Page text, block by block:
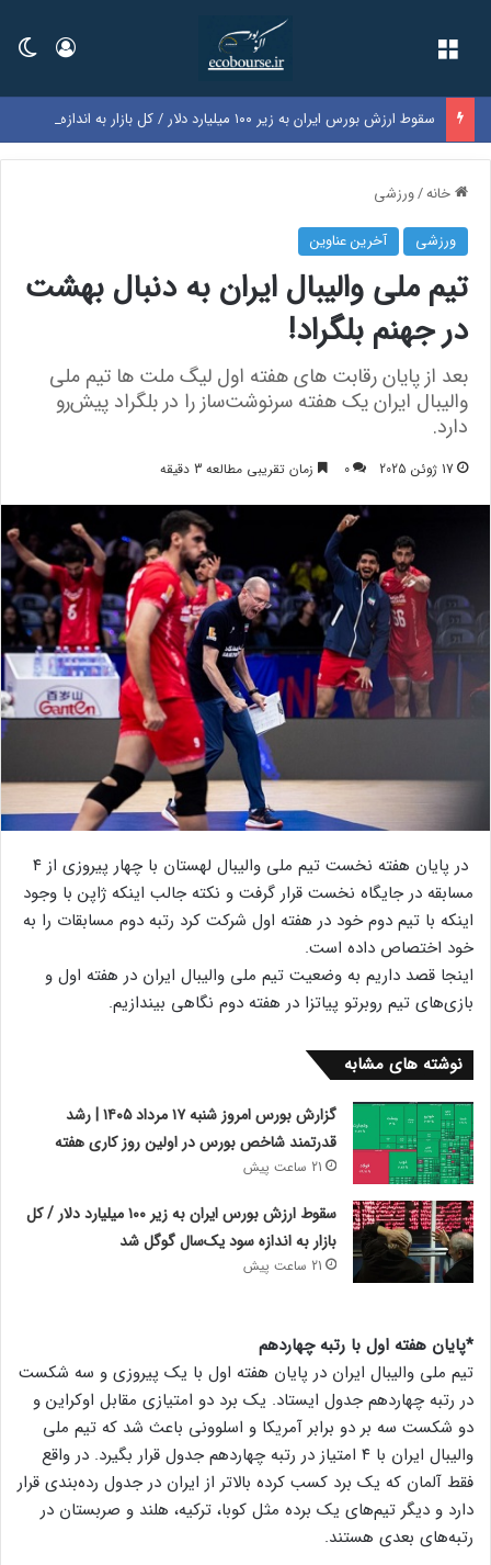
ورود
سقوط ارزش بورس ایران به زیر ۱۰۰ میلیارد دلار / کل بازار به اندازه سود یک‌سال گوگل شد
خانه/ورزشی
ورزشی آخرین عناوین
تیم ملی والیبال ایران به دنبال بهشت
در جهنم بلگراد!
بعد از پایان رقابت های هفته اول لیگ ملت ها تیم ملی
والیبال ایران یک هفته سرنوشت‌ساز را در بلگراد پیش‌رو
دارد.
17 ژوئن 2025 0 زمان تقریبی مطالعه 3 دقیقه
در پایان هفته نخست تیم ملی والیبال لهستان با چهار پیروزی از ۴
مسابقه در جایگاه نخست قرار گرفت و نکته جالب اینکه ژاپن با وجود
اینکه با تیم دوم خود در هفته اول شرکت کرد رتبه دوم مسابقات را به
خود اختصاص داده است.
اینجا قصد داریم به وضعیت تیم ملی والیبال ایران در هفته اول و
بازی‌های تیم روبرتو پیاتزا در هفته دوم نگاهی بیندازیم.
نوشته های مشابه
گزارش بورس امروز شنبه ۱۷ مرداد ۱۴۰۵ | رشد
قدرتمند شاخص بورس در اولین روز کاری هفته
21 ساعت پیش
سقوط ارزش بورس ایران به زیر ۱۰۰ میلیارد دلار / کل
بازار به اندازه سود یک‌سال گوگل شد
21 ساعت پیش
*پایان هفته اول با رتبه چهاردهم
تیم ملی والیبال ایران در پایان هفته اول با یک پیروزی و سه شکست
در رتبه چهاردهم جدول ایستاد. یک برد دو امتیازی مقابل اوکراین و
دو شکست سه بر دو برابر آمریکا و اسلوونی باعث شد که تیم ملی
والیبال ایران با ۴ امتیاز در رتبه چهاردهم جدول قرار بگیرد. در واقع
فقط آلمان که یک برد کسب کرده بالاتر از ایران در جدول رده‌بندی قرار
دارد و دیگر تیم‌های یک برده مثل کوبا، ترکیه، هلند و صربستان در
رتبه‌های بعدی هستند.